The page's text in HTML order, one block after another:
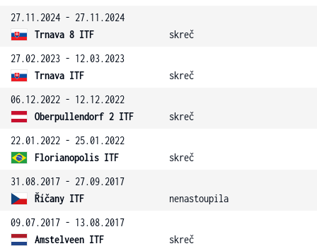
27.11.2024 - 27.11.2024
Trnava 8 ITF
skreč
27.02.2023 - 12.03.2023
Trnava ITF
skreč
06.12.2022 - 12.12.2022
Oberpullendorf 2 ITF
skreč
22.01.2022 - 25.01.2022
Florianopolis ITF
skreč
31.08.2017 - 27.09.2017
Říčany ITF
nenastoupila
09.07.2017 - 13.08.2017
Amstelveen ITF
skreč